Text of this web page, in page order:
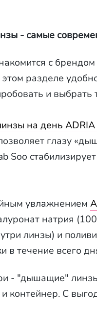
- самые
с
этом разделе
и
на день
глазу
Soo
увлажнением
натрия
линзы) и
в течение всего
- "дышащие"
контейнер. С